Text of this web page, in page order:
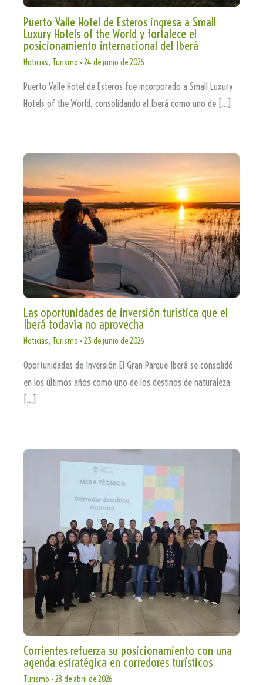
Puerto Valle Hotel de Esteros ingresa a Small
Luxury Hotels of the World y fortalece el
posicionamiento internacional del Iberá
Noticias, Turismo •24 de junio de 2026
Puerto Valle Hotel de Esteros fue incorporado a Small Luxury
Hotels of the World, consolidando al Iberá como uno de […]
Las oportunidades de inversión turística que el
Iberá todavía no aprovecha
Noticias, Turismo •23 de junio de 2026
Oportunidades de Inversión El Gran Parque Iberá se consolidó
en los últimos años como uno de los destinos de naturaleza
[…]
Corrientes refuerza su posicionamiento con una
agenda estratégica en corredores turísticos
Turismo •28 de abril de 2026